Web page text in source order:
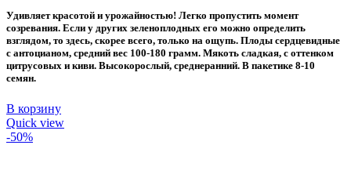
60 ₽.
30 ₽.
Удивляет красотой и урожайностью! Легко пропустить момент
созревания. Если у других зеленоплодных его можно определить
взглядом, то здесь, скорее всего, только на ощупь. Плоды сердцевидные
с антоцианом, средний вес 100-180 грамм. Мякоть сладкая, с оттенком
цитрусовых и киви. Высокорослый, среднеранний. В пакетике 8-10
семян.
В корзину
Quick view
-50%